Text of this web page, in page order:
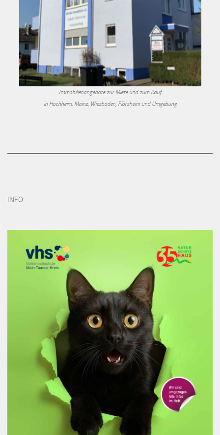
Immobilienangebote zur Miete und zum Kauf
in Hochheim, Mainz, Wiesbaden, Flörsheim und Umgebung
INFO